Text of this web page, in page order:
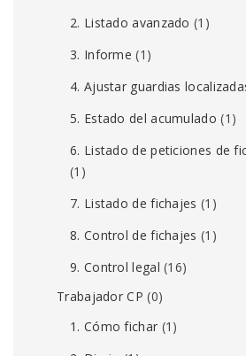
2. Listado avanzado (1)
3. Informe (1)
4. Ajustar guardias
5. Estado del acumulado (1)
6. Listado de peticiones de
(1)
7. Listado de fichajes (1)
8. Control de fichajes (1)
9. Control legal (16)
Trabajador CP (0)
1. Cómo fichar (1)